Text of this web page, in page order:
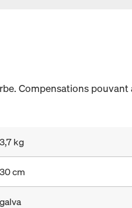
Compensations pouvant
3,7 kg
30 cm
galva